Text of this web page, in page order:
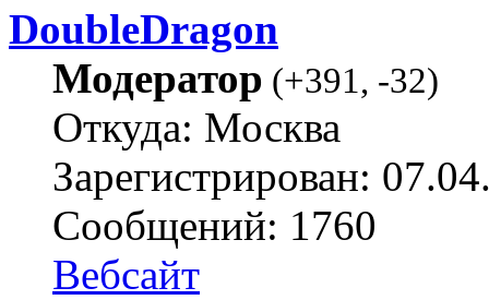
DoubleDragon
Модератор (+391, -32)
Откуда: Москва
Зарегистрирован:
Сообщений: 1760
Вебсайт